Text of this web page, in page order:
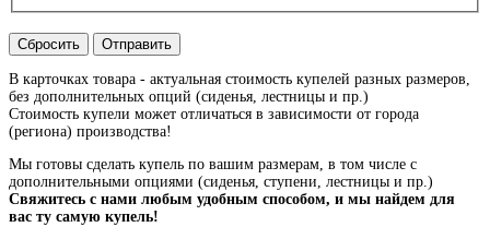
Сбросить Отправить
В карточках товара - актуальная стоимость купелей разных размеров,
без дополнительных опций (сиденья, лестницы и пр.)
Стоимость купели может отличаться в зависимости от города
(региона) производства!
Мы готовы сделать купель по вашим размерам, в том числе с
дополнительными опциями (сиденья, ступени, лестницы и пр.)
Свяжитесь с нами любым удобным способом, и мы найдем для
вас ту самую купель!